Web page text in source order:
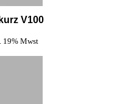
V100
19% Mwst